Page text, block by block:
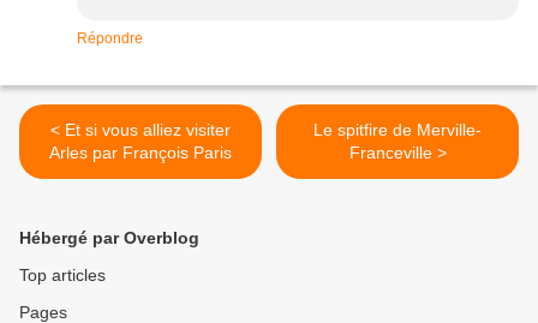
Répondre
< Et si vous alliez visiter
Arles par François Paris
Le spitfire de Merville-
Franceville >
Hébergé par Overblog
Top articles
Pages